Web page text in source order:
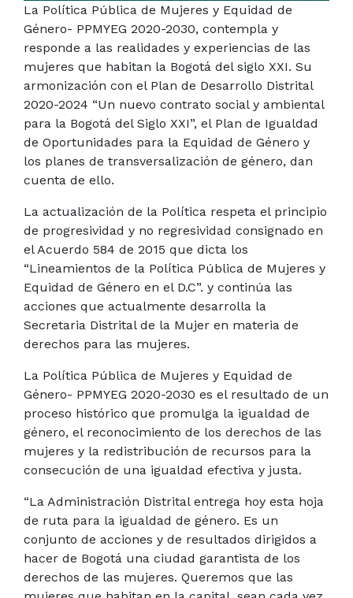
La Política Pública de Mujeres y Equidad de
Género- PPMYEG 2020-2030, contempla y
responde a las realidades y experiencias de las
mujeres que habitan la Bogotá del siglo XXI. Su
armonización con el Plan de Desarrollo Distrital
2020-2024 “Un nuevo contrato social y ambiental
para la Bogotá del Siglo XXI”, el Plan de Igualdad
de Oportunidades para la Equidad de Género y
los planes de transversalización de género, dan
cuenta de ello.
La actualización de la Política respeta el principio
de progresividad y no regresividad consignado en
el Acuerdo 584 de 2015 que dicta los
“Lineamientos de la Política Pública de Mujeres y
Equidad de Género en el D.C”. y continúa las
acciones que actualmente desarrolla la
Secretaria Distrital de la Mujer en materia de
derechos para las mujeres.
La Política Pública de Mujeres y Equidad de
Género- PPMYEG 2020-2030 es el resultado de un
proceso histórico que promulga la igualdad de
género, el reconocimiento de los derechos de las
mujeres y la redistribución de recursos para la
consecución de una igualdad efectiva y justa.
“La Administración Distrital entrega hoy esta hoja
de ruta para la igualdad de género. Es un
conjunto de acciones y de resultados dirigidos a
hacer de Bogotá una ciudad garantista de los
derechos de las mujeres. Queremos que las